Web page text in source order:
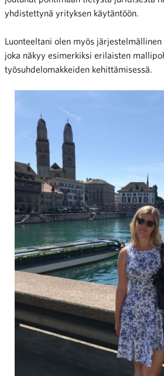
yhdistettynä yrityksen käytäntöön.
Luonteeltani olen myös
joka näkyy esimerkiksi erilaisten
työsuhdelomakkeiden kehittämisessä.